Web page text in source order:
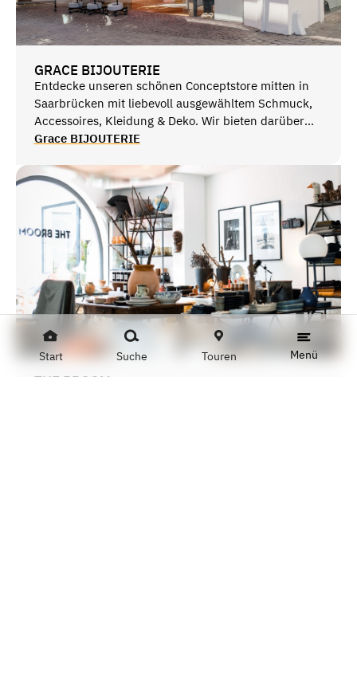
GRACE BIJOUTERIE
Entdecke unseren schönen Conceptstore mitten in
Saarbrücken mit liebevoll ausgewähltem Schmuck,
Accessoires, Kleidung & Deko. Wir bieten darüber
hinaus auch Gravuren & Eternal Bracelets für
Bei uns findet ihr gute Qualität zu fairen Preisen,
perfekte Geschenkideen - vor Ort wie auch online.
Wir freuen uns auf Euren Besuch inmitten der
Altstadt von Saarbrücken am historischen St.
Johanner Markt.
Grace BIJOUTERIE
THE BROOM
Start Suche Touren Menü